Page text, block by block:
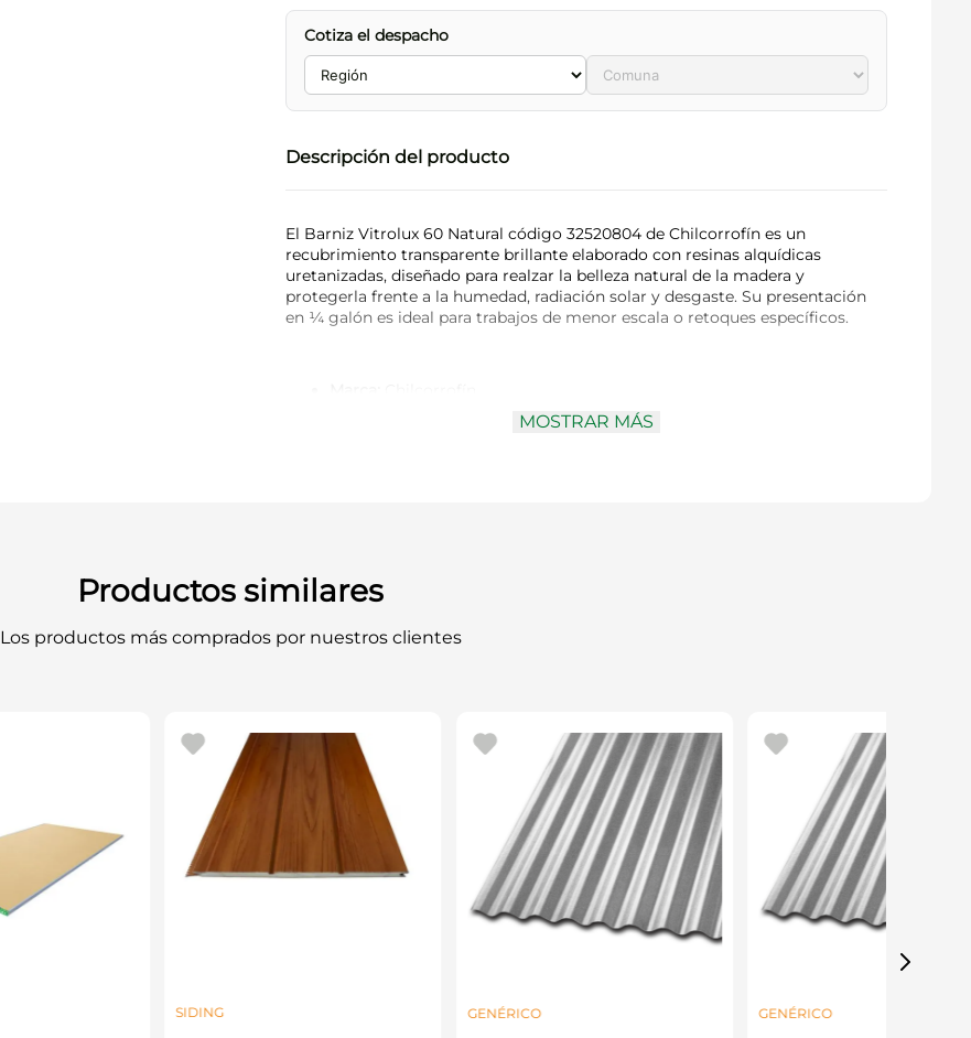
Cotiza el despacho
Descripción del producto
El Barniz Vitrolux 60 Natural código 32520804 de Chilcorrofín es un
recubrimiento transparente brillante elaborado con resinas alquídicas
uretanizadas, diseñado para realzar la belleza natural de la madera y
protegerla frente a la humedad, radiación solar y desgaste. Su presentación
en ¼ galón es ideal para trabajos de menor escala o retoques específicos.
Secado final:
L/GL equivalente para pistola)
Este barniz proporciona un acabado brillante y natural, ideal para conservar la
madera protegida y con una apariencia elegante en proyectos pequeños o
MOSTRAR MÁS
Productos similares
Los productos más comprados por nuestros clientes
SIDING GENÉRICO GENÉRICO